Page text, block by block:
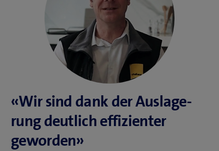
«Wir sind dank der Auslage­
rung deutlich effizienter
geworden»